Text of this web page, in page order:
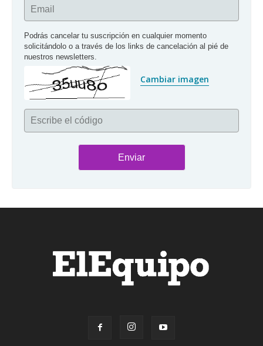
Email
Podrás cancelar tu suscripción en cualquier momento
solicitándolo o a través de los links de cancelación al pié de
nuestros newsletters.
Cambiar imagen
Escribe el código